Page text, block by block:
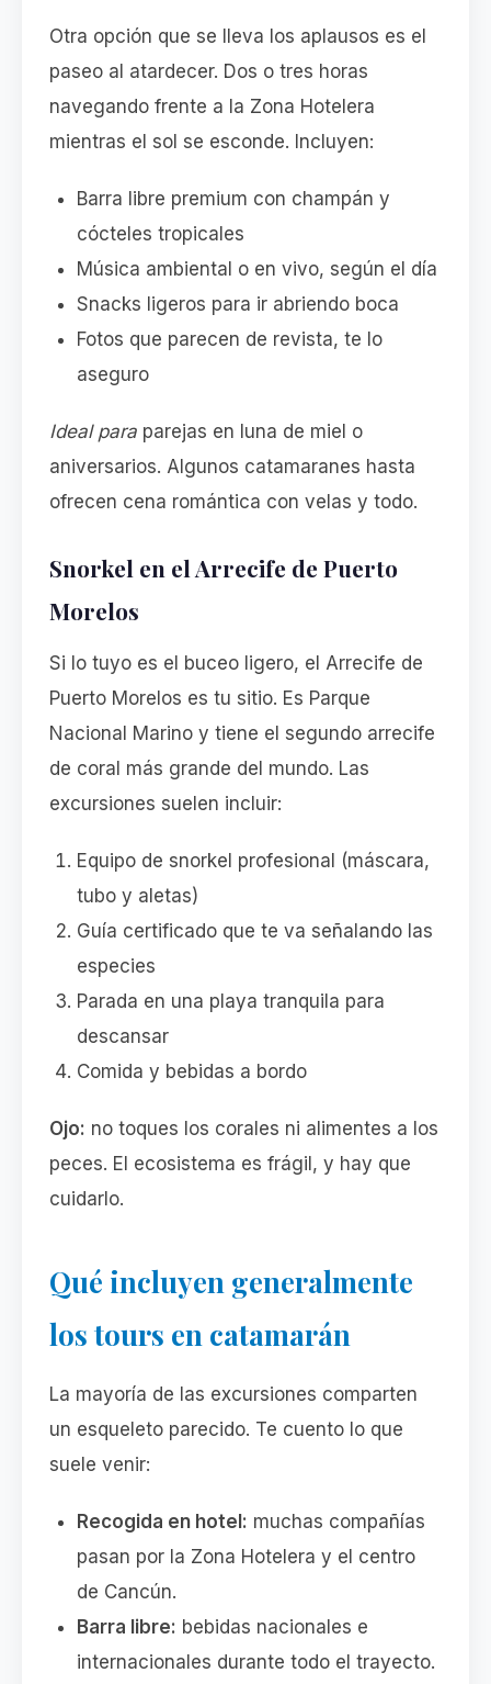
Otra opción que se lleva los aplausos es el
paseo al atardecer. Dos o tres horas
navegando frente a la Zona Hotelera
mientras el sol se esconde. Incluyen:
Barra libre premium con champán y
cócteles tropicales
Música ambiental o en vivo, según el día
Snacks ligeros para ir abriendo boca
Fotos que parecen de revista, te lo
aseguro
Ideal para parejas en luna de miel o
aniversarios. Algunos catamaranes hasta
ofrecen cena romántica con velas y todo.
Snorkel en el Arrecife de Puerto
Morelos
Si lo tuyo es el buceo ligero, el Arrecife de
Puerto Morelos es tu sitio. Es Parque
Nacional Marino y tiene el segundo arrecife
de coral más grande del mundo. Las
excursiones suelen incluir:
Equipo de snorkel profesional (máscara,
tubo y aletas)
Guía certificado que te va señalando las
especies
Parada en una playa tranquila para
descansar
Comida y bebidas a bordo
Ojo: no toques los corales ni alimentes a los
peces. El ecosistema es frágil, y hay que
cuidarlo.
Qué incluyen generalmente
los tours en catamarán
La mayoría de las excursiones comparten
un esqueleto parecido. Te cuento lo que
suele venir:
Recogida en hotel: muchas compañías
pasan por la Zona Hotelera y el centro
de Cancún.
Barra libre: bebidas nacionales e
internacionales durante todo el trayecto.